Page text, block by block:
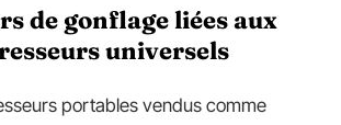
de gonflage liées aux
universels
portables vendus comme